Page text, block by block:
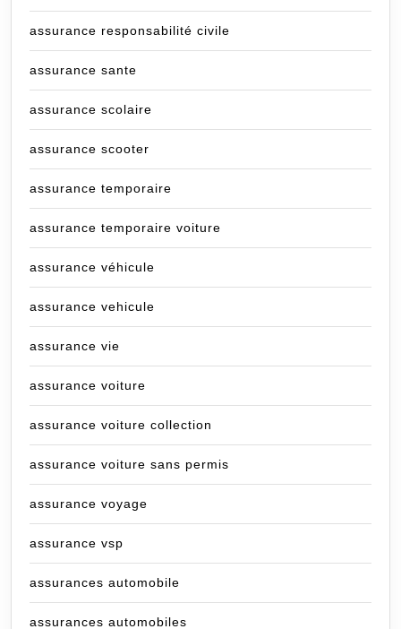
assurance responsabilité civile
assurance sante
assurance scolaire
assurance scooter
assurance temporaire
assurance temporaire voiture
assurance véhicule
assurance vehicule
assurance vie
assurance voiture
assurance voiture collection
assurance voiture sans permis
assurance voyage
assurance vsp
assurances automobile
assurances automobiles